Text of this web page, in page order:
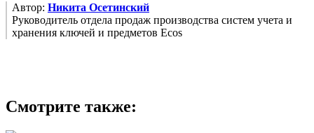
Автор: Никита Осетинский
Руководитель отдела продаж производства систем учета и
хранения ключей и предметов Ecos
Смотрите также: